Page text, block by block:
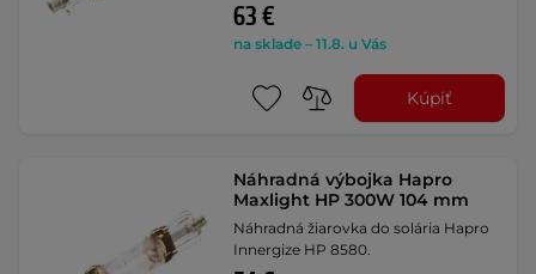
63 €
na sklade – 11.8. u Vás
Kúpiť
Náhradná výbojka Hapro
Maxlight HP 300W 104 mm
Náhradná žiarovka do solária Hapro
Innergize HP 8580.